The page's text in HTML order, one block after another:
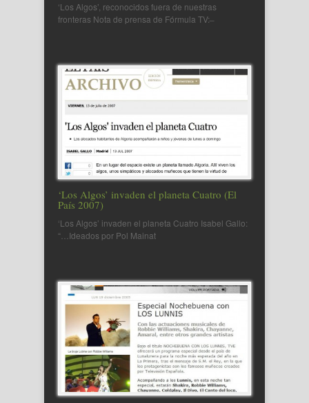
‘Los Algos’, reconocidos fuera de nuestras
fronteras Nota de prensa de Fórmula TV: ̶
‘Los Algos’ invaden el planeta Cuatro (El
País 2007)
‘Los Algos’ invaden el planeta Cuatro Isabel Gallo:
“…Ideados por Pol Mainat